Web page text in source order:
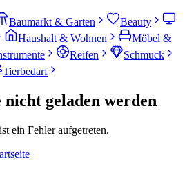
Baumarkt & Garten
Beauty
Haushalt & Wohnen
Möbel &
Reifen
Schmuck
Tierbedarf
geladen werden
ein Fehler aufgetreten.